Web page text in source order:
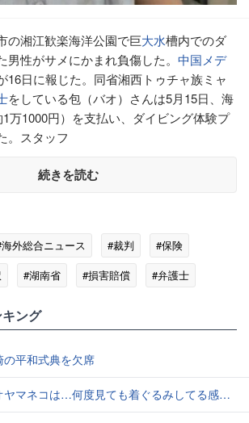
の湘江歓楽海洋公園で巨大水槽内でのダ
男性がサメにかまれ負傷した。 中国 メデ
16日に報じた。同省湘西トゥチャ族ミャ
をしている包（バオ）さんは5月15日、海
万1000円）を支払い、ダイビング体験プ
。スタッフ
続きを読む
外総合ニュース #裁判
#保険
#湖南省 #損害賠償
#弁護士
ング
の平和式典を欠席
度見ても着ぐるみしてる感じがぬぐえない」中に人間が入ってそうな写真いろいろ